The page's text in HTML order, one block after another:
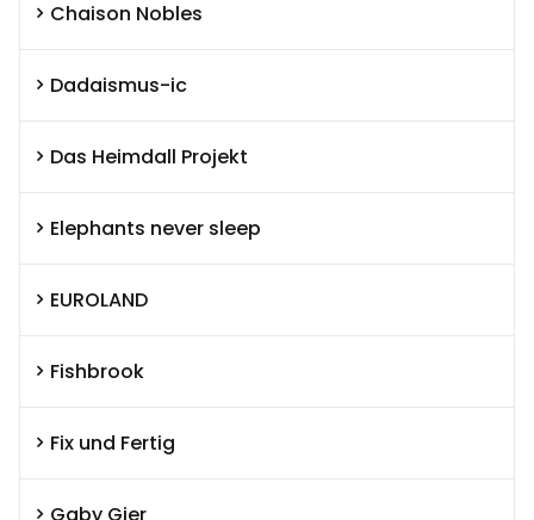
Chaison Nobles
Dadaismus-ic
Das Heimdall Projekt
Elephants never sleep
EUROLAND
Fishbrook
Fix und Fertig
Gaby Gier